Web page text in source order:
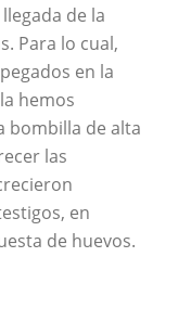
de la
Para lo cual,
en la
hemos
bombilla de alta
las
en
de huevos.